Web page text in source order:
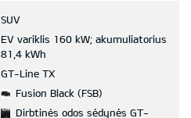
SUV
EV variklis 160 kW; akumuliatorius
81,4 kWh
GT-Line TX
Fusion Black (FSB)
Dirbtinės odos sėdynės GT-